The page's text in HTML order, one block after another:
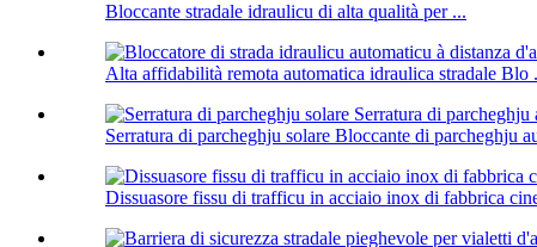
Bloccante stradale idraulicu di alta qualità per ...
Alta affidabilità remota automatica idraulica stradale Blo
Serratura di parcheghju solare Bloccante di parcheghju
Dissuasore fissu di trafficu in acciaio inox di fabbrica